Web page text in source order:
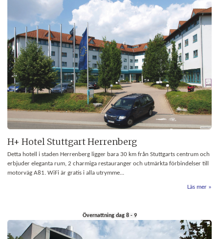
H+ Hotel Stuttgart Herrenberg
Detta hotell i staden Herrenberg ligger bara 30 km från Stuttgarts centrum och
erbjuder eleganta rum, 2 charmiga restauranger och utmärkta förbindelser till
motorväg A81. WiFi är gratis i alla utrymme...
Läs mer
Övernattning dag 8 - 9